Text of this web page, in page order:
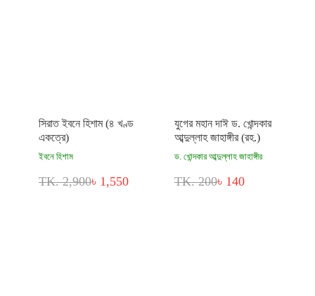
সিরাত ইবনে হিশাম (৪ খণ্ড
একত্রে)
ইবনে হিশাম
TK. 2,900৳ 1,550
যুগের মহান দাঈ ড. খোন্দকার
আব্দুল্লাহ জাহাঙ্গীর (রহ.)
ড. খোন্দকার আব্দুল্লাহ জাহাঙ্গীর
TK. 200৳ 140